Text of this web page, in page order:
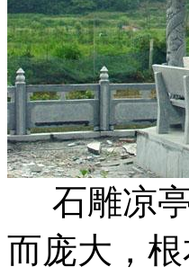
石雕凉亭
而庞大，